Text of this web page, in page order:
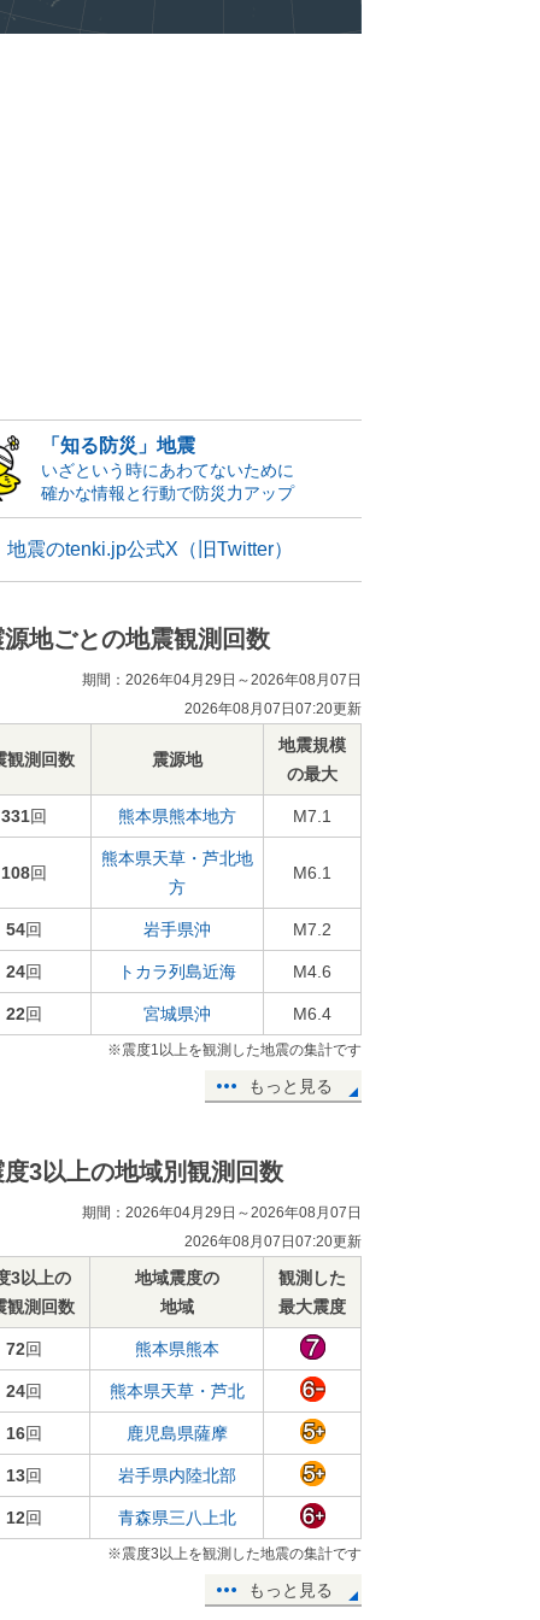
「知る防災」地震
いざという時にあわてないために
確かな情報と行動で防災力アップ
地震のtenki.jp公式X（旧Twitter）
源地ごとの地震観測回数
期間：2026年04月29日～2026年08月07日
2026年08月07日07:20更新
観測回数 震源地
地震規模
の最大
331回 熊本県熊本地方 M7.1
108回
熊本県天草・芦北地
方
M6.1
54回 岩手県沖 M7.2
24回 トカラ列島近海 M4.6
22回 宮城県沖 M6.4
※震度1以上を観測した地震の集計です
もっと見る
度3以上の地域別観測回数
期間：2026年04月29日～2026年08月07日
2026年08月07日07:20更新
3以上の
観測回数
地域震度の
地域
観測した
最大震度
72回 熊本県熊本
24回 熊本県天草・芦北
16回 鹿児島県薩摩
13回 岩手県内陸北部
12回 青森県三八上北
※震度3以上を観測した地震の集計です
もっと見る